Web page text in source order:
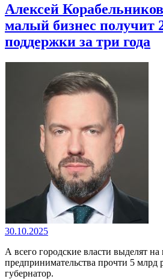
Алексей
малый бизнес получит
поддержки за три года
30.10.2025
А всего городские власти выделят
предпринимательства прочти 5 млрд
губернатор.